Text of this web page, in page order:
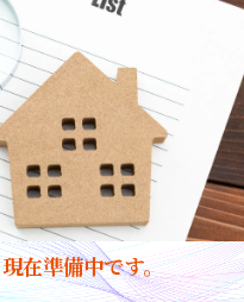
現在準備中です。